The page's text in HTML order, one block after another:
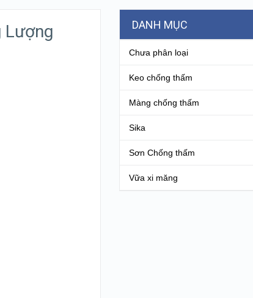
Lượng
DANH MỤC
Chưa phân loại
Keo chống thấm
Màng chống thấm
Sika
Sơn Chống thấm
Vữa xi măng